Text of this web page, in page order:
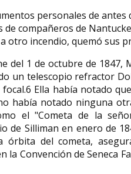
personales de
de compañeros de
otro incendio, quemó sus
del 1 de octubre de
un telescopio refractor
Ella había notado
había notado ninguna
el "Cometa de la
de Silliman en enero de
órbita del cometa,
la Convención de Seneca